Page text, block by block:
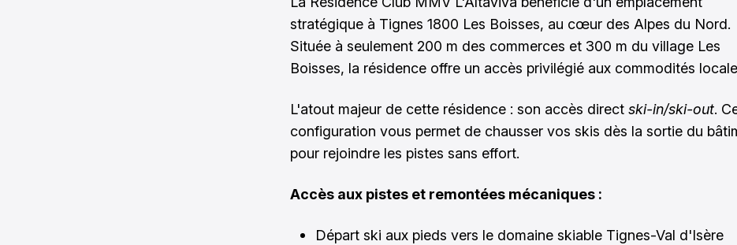
stratégique à Tignes 1800 Les Boisses, au cœur des Alpes du Nord.
Située à seulement 200 m des commerces et 300 m du village Les
Boisses, la résidence offre un accès privilégié aux commodités
L'atout majeur de cette résidence : son accès direct ski-in/ski-out.
configuration vous permet de chausser vos skis dès la sortie du
pour rejoindre les pistes sans effort.
Accès aux pistes et remontées mécaniques :
Départ ski aux pieds vers le domaine skiable Tignes-Val d'Isère